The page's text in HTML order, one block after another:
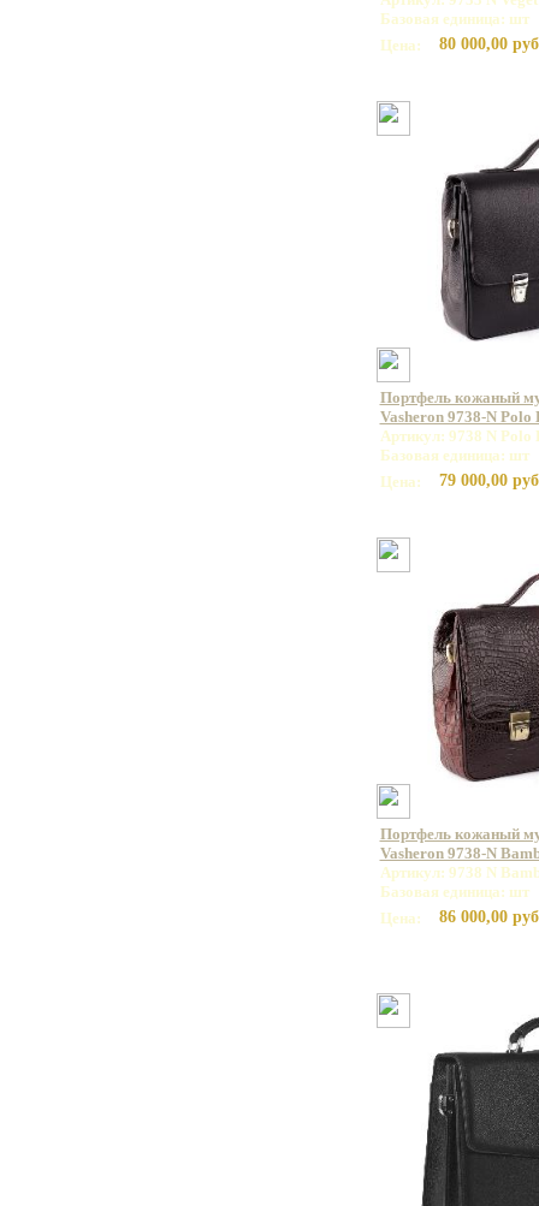
Базовая единица: шт
Цена:
80 000,00
Портфель кожаный
Vasheron 9738-N
Артикул: 9738 N Polo
Базовая единица: шт
Цена:
79 000,00
Портфель кожаный
Vasheron 9738-N
Артикул: 9738 N
Базовая единица: шт
Цена:
86 000,00